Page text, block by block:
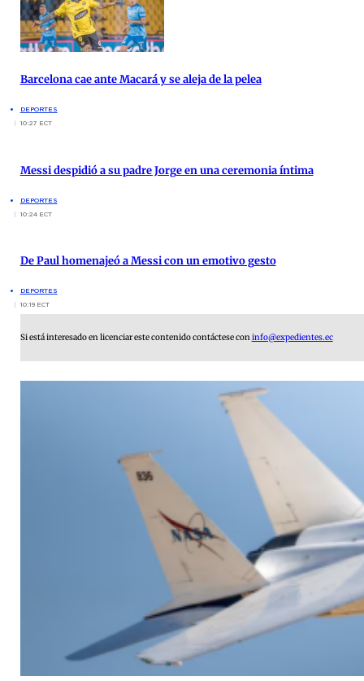
Barcelona cae ante Macará y se aleja de la pelea
DEPORTES
10:27 ECT
Messi despidió a su padre Jorge en una ceremonia íntima
DEPORTES
10:24 ECT
De Paul homenajeó a Messi con un emotivo gesto
DEPORTES
10:19 ECT
Si está interesado en licenciar este contenido contáctese coninfo@expedientes.ec